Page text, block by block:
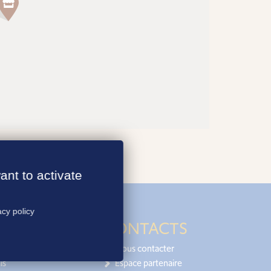
CONTACTS
Nous contacter
Espace partenaire
to activate
policy